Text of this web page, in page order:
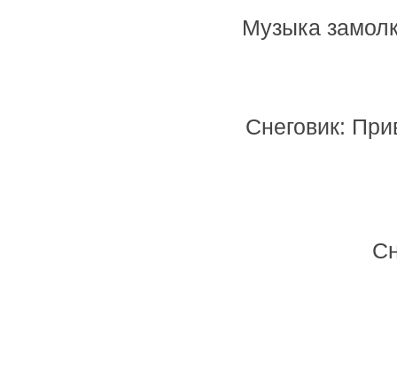
Музыка
Снеговик: